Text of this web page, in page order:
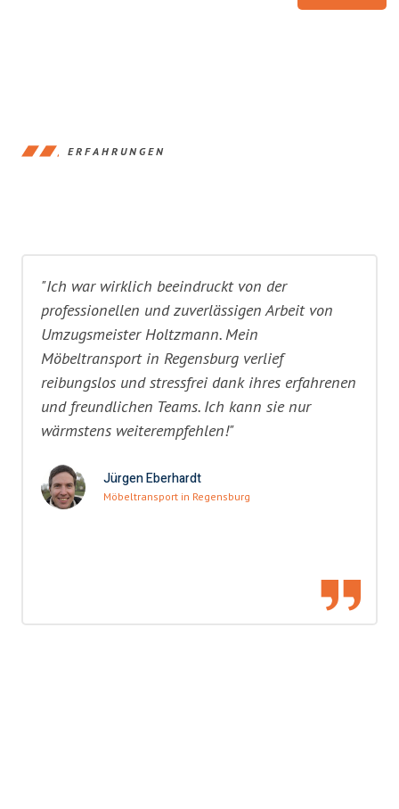
ERFAHRUNGEN
"Ich war wirklich beeindruckt von der
professionellen und zuverlässigen Arbeit von
Umzugsmeister Holtzmann. Mein
Möbeltransport in Regensburg verlief
reibungslos und stressfrei dank ihres erfahrenen
und freundlichen Teams. Ich kann sie nur
wärmstens weiterempfehlen!"
Jürgen Eberhardt
Möbeltransport in Regensburg